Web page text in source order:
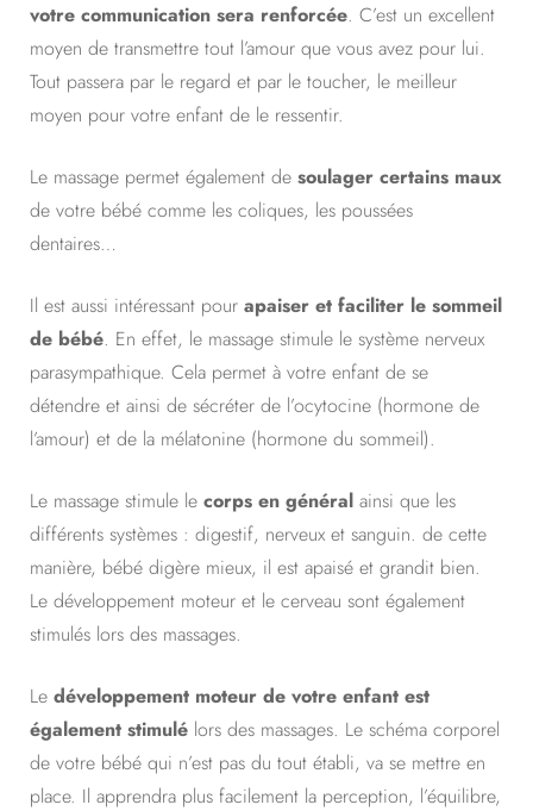
votre communication sera renforcée. C’est un excellent
moyen de transmettre tout l’amour que vous avez pour lui.
Tout passera par le regard et par le toucher, le meilleur
moyen pour votre enfant de le ressentir.
Le massage permet également de soulager certains maux
de votre bébé comme les coliques, les poussées
dentaires…
Il est aussi intéressant pour apaiser et faciliter le sommeil
de bébé. En effet, le massage stimule le système nerveux
parasympathique. Cela permet à votre enfant de se
détendre et ainsi de sécréter de l’ocytocine (hormone de
l’amour) et de la mélatonine (hormone du sommeil).
Le massage stimule le corps en général ainsi que les
différents systèmes : digestif, nerveux et sanguin. de cette
manière, bébé digère mieux, il est apaisé et grandit bien.
Le développement moteur et le cerveau sont également
stimulés lors des massages.
Le développement moteur de votre enfant est
également stimulé lors des massages. Le schéma corporel
de votre bébé qui n’est pas du tout établi, va se mettre en
place. Il apprendra plus facilement la perception, l’équilibre,